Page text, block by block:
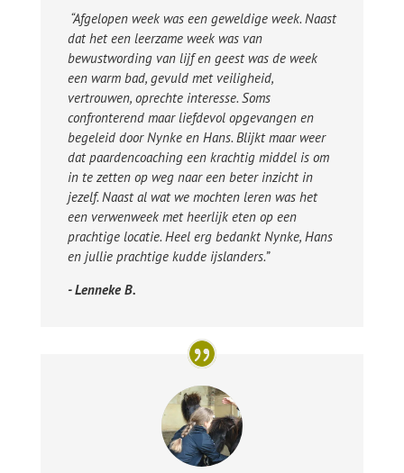
“Afgelopen week was een geweldige week. Naast
dat het een leerzame week was van
bewustwording van lijf en geest was de week
een warm bad, gevuld met veiligheid,
vertrouwen, oprechte interesse. Soms
confronterend maar liefdevol opgevangen en
begeleid door Nynke en Hans. Blijkt maar weer
dat paardencoaching een krachtig middel is om
in te zetten op weg naar een beter inzicht in
jezelf. Naast al wat we mochten leren was het
een verwenweek met heerlijk eten op een
prachtige locatie. Heel erg bedankt Nynke, Hans
en jullie prachtige kudde ijslanders.”
- Lenneke B.